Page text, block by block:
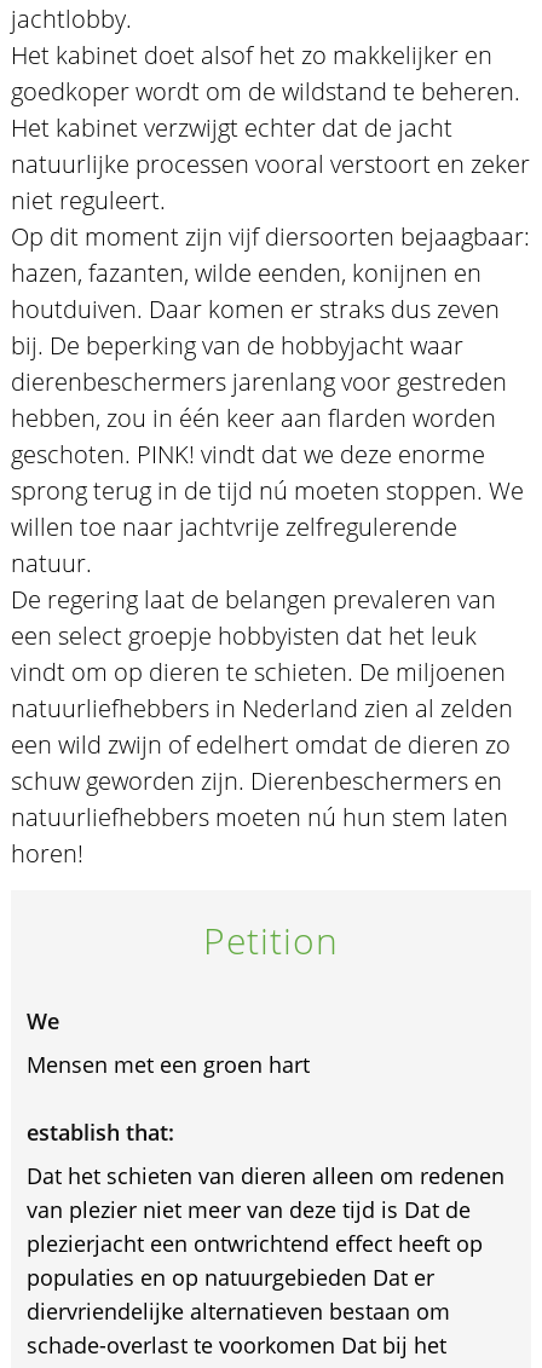
jachtlobby.
Het kabinet doet alsof het zo makkelijker en
goedkoper wordt om de wildstand te beheren.
Het kabinet verzwijgt echter dat de jacht
natuurlijke processen vooral verstoort en zeker
niet reguleert.
Op dit moment zijn vijf diersoorten bejaagbaar:
hazen, fazanten, wilde eenden, konijnen en
houtduiven. Daar komen er straks dus zeven
bij. De beperking van de hobbyjacht waar
dierenbeschermers jarenlang voor gestreden
hebben, zou in één keer aan flarden worden
geschoten. PINK! vindt dat we deze enorme
sprong terug in de tijd nú moeten stoppen. We
willen toe naar jachtvrije zelfregulerende
natuur.
De regering laat de belangen prevaleren van
een select groepje hobbyisten dat het leuk
vindt om op dieren te schieten. De miljoenen
natuurliefhebbers in Nederland zien al zelden
een wild zwijn of edelhert omdat de dieren zo
schuw geworden zijn. Dierenbeschermers en
natuurliefhebbers moeten nú hun stem laten
horen!
Petition
We
Mensen met een groen hart
establish that:
Dat het schieten van dieren alleen om redenen
van plezier niet meer van deze tijd is Dat de
plezierjacht een ontwrichtend effect heeft op
populaties en op natuurgebieden Dat er
diervriendelijke alternatieven bestaan om
schade-overlast te voorkomen Dat bij het